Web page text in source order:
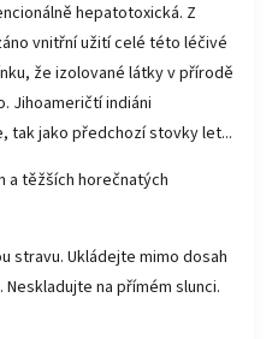
hepatotoxická. Z
vnitřní užití celé této léčivé
že izolované látky v přírodě
Jihoameričtí indiáni
tak jako předchozí stovky let...
a těžších horečnatých
stravu. Ukládejte mimo dosah
na přímém slunci.